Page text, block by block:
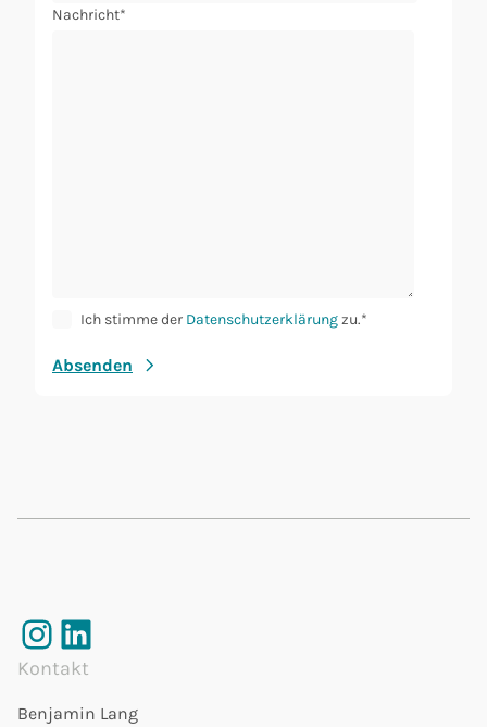
Nachricht*
Ich stimme der Datenschutzerklärungzu.*
Absenden
InstagramLinkedIn
Kontakt
Benjamin Lang